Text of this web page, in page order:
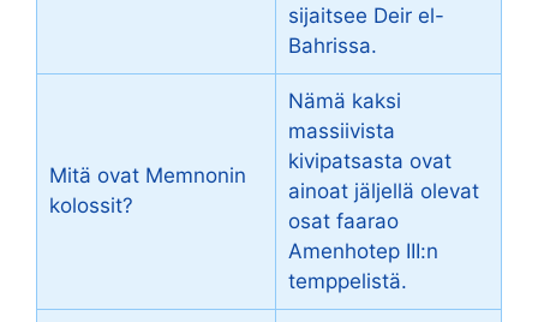
sijaitsee Deir el-
Bahrissa.
Mitä ovat Memnonin
kolossit?
Nämä kaksi
massiivista
kivipatsasta ovat
ainoat jäljellä olevat
osat faarao
Amenhotep III:n
temppelistä.